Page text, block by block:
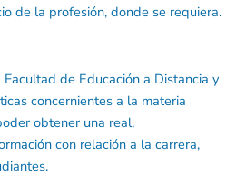
de la profesión, donde se requiera.
de Educación a Distancia y
concernientes a la materia
obtener una real,
con relación a la carrera,